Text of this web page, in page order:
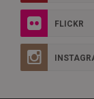
FLICKR